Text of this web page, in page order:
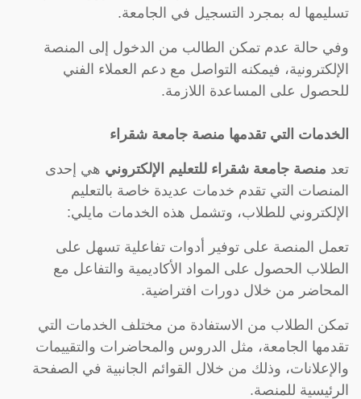
تسليمها له بمجرد التسجيل في الجامعة.
وفي حالة عدم تمكن الطالب من الدخول إلى المنصة
الإلكترونية، فيمكنه التواصل مع دعم العملاء الفني
للحصول على المساعدة اللازمة.
الخدمات التي تقدمها منصة جامعة شقراء
تعد منصة جامعة شقراء للتعليم الإلكتروني هي إحدى
المنصات التي تقدم خدمات عديدة خاصة بالتعليم
الإلكتروني للطلاب، وتشمل هذه الخدمات مايلي:
تعمل المنصة على توفير أدوات تفاعلية تسهل على
الطلاب الحصول على المواد الأكاديمية والتفاعل مع
المحاضر من خلال دورات افتراضية.
تمكن الطلاب من الاستفادة من مختلف الخدمات التي
تقدمها الجامعة، مثل الدروس والمحاضرات والتقييمات
والإعلانات، وذلك من خلال القوائم الجانبية في الصفحة
الرئيسية للمنصة.